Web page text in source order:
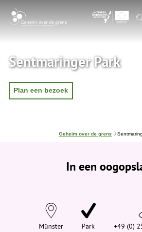
Sentmaringer Park
Plan een bezoek
J
e
Geheim over de grens
In een
Münster Park +49 (0)